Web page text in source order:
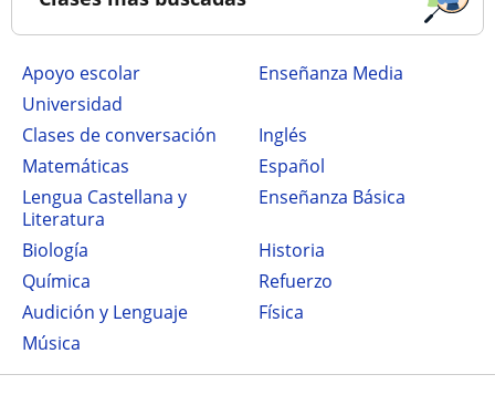
Apoyo escolar
Enseñanza Media
Universidad
Clases de conversación
Inglés
Matemáticas
Español
Lengua Castellana y
Literatura
Enseñanza Básica
Biología
Historia
Química
Refuerzo
Audición y Lenguaje
Física
Música